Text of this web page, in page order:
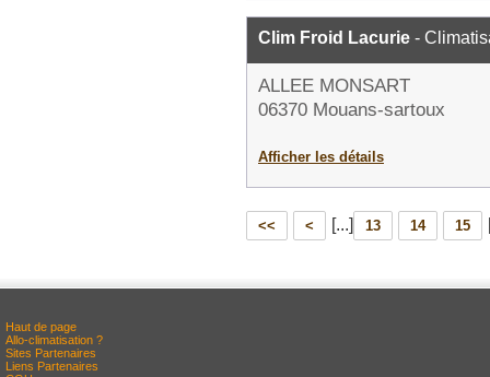
Clim Froid Lacurie -
ALLEE MONSART
06370 Mouans-sartoux
Afficher les détails
<< < [...] 13 14 15
Haut de page
Allo-climatisation ?
Sites Partenaires
Liens Partenaires